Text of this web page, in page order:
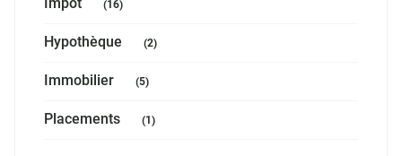
(16)
Hypothèque (2)
Immobilier (5)
Placements (1)